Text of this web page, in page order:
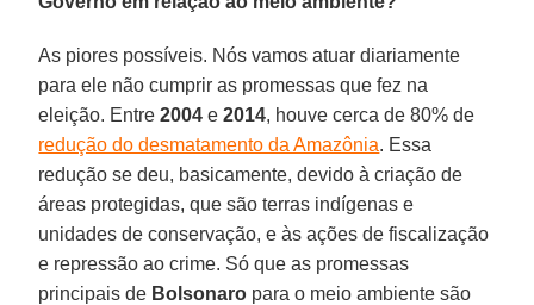
As piores possíveis. Nós vamos atuar diariamente
para ele não cumprir as promessas que fez na
eleição. Entre2004 e2014, houve cerca de 80% de
redução do desmatamento da Amazônia. Essa
redução se deu, basicamente, devido à criação de
áreas protegidas, que são terras indígenas e
unidades de conservação, e às ações de fiscalização
e repressão ao crime. Só que as promessas
principais de Bolsonaro para o meio ambiente são